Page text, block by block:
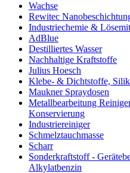
Wachse
Rewitec
Industriechemie &
AdBlue
Destilliertes Wasser
Nachhaltige Kraftstoffe
Julius Hoesch
Klebe- & Dichtstoffe,
Maukner Spraydosen
Metallbearbeitung
Konservierung
Industriereiniger
Schmelztauchmasse
Scharr
Sonderkraftstoff -
Alkylatbenzin